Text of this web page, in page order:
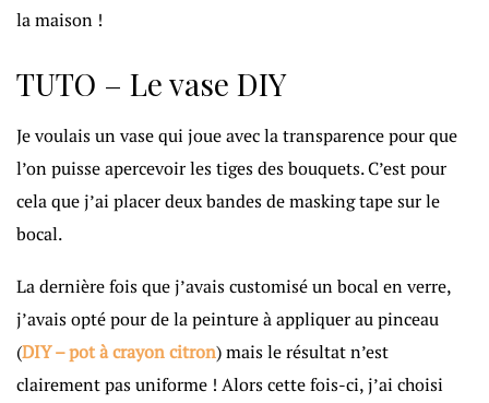
la maison !
TUTO – Le vase DIY
Je voulais un vase qui joue avec la transparence pour que
l’on puisse apercevoir les tiges des bouquets. C’est pour
cela que j’ai placer deux bandes de masking tape sur le
bocal.
La dernière fois que j’avais customisé un bocal en verre,
j’avais opté pour de la peinture à appliquer au pinceau
(DIY – pot à crayon citron) mais le résultat n’est
clairement pas uniforme ! Alors cette fois-ci, j’ai choisi